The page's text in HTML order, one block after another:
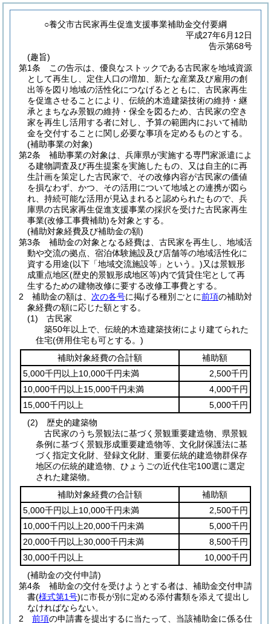
○養父市古民家再生促進支援事業補助金交付要綱
平成27年6月12日
告示第68号
(趣旨)
第1条
この告示は、優良なストックである古民家を地域資源
として再生し、定住人口の増加、新たな産業及び雇用の創
出等を図り地域の活性化につなげるとともに、古民家再生
を促進させることにより、伝統的木造建築技術の維持・継
承とまちなみ景観の維持・保全を図るため、古民家の空き
家を再生し活用する者に対し、予算の範囲内において補助
金を交付することに関し必要な事項を定めるものとする。
(補助事業の対象)
第2条
補助事業の対象は、兵庫県が実施する専門家派遣によ
る建物調査及び再生提案を実施したもの、又は自主的に再
生計画を策定した古民家で、その改修内容が古民家の価値
を損なわず、かつ、その活用について地域との連携が図ら
れ、持続可能な活用が見込まれると認められたもので、兵
庫県の古民家再生促進支援事業の採択を受けた古民家再生
事業(改修工事費補助)を対象とする。
(補助対象経費及び補助金の額)
第3条
補助金の対象となる経費は、古民家を再生し、地域活
動や交流の拠点、宿泊体験施設及び店舗等の地域活性化に
資する用途(以下「地域交流施設等」という。)又は景観形
成重点地区(歴史的景観形成地区等)内で賃貸住宅として再
生するための建物改修に要する改修工事費とする。
2
補助金の額は、 次の各号に掲げる種別ごとに前項の補助対
象経費の額に応じた額とする。
(1)
古民家
築50年以上で、伝統的木造建築技術により建てられた
住宅(併用住宅も可とする。)
補助対象経費の合計額
補助額
5,000千円以上10,000千円未満
2,500千円
10,000千円以上15,000千円未満
4,000千円
15,000千円以上
5,000千円
(2)
歴史的建築物
古民家のうち景観法に基づく景観重要建造物、県景観
条例に基づく景観形成重要建造物等、文化財保護法に基
づく指定文化財、登録文化財、重要伝統的建造物群保存
地区の伝統的建造物、ひょうごの近代住宅100選に選定
された建築物。
補助対象経費の合計額
補助額
5,000千円以上10,000千円未満
2,500千円
10,000千円以上20,000千円未満
5,000千円
20,000千円以上30,000千円未満
8,500千円
30,000千円以上
10,000千円
(補助金の交付申請)
第4条
補助金の交付を受けようとする者は、補助金交付申請
書(様式第1号)に市長が別に定める添付書類を添えて提出し
なければならない。
2
前項の申請書を提出するに当たって、当該補助金に係る仕